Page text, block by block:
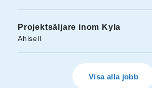
Projektsäljare inom Kyla
Ahlsell
Visa alla jobb